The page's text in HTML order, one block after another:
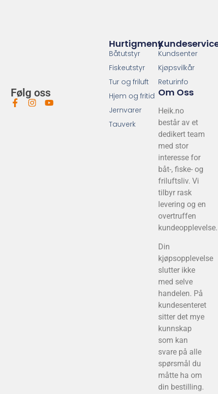
Følg oss
Kundsenter
Kjøpsvilkår
Returinfo
Om Oss
Heik.no
består av et
dedikert team
med stor
interesse for
båt-, fiske- og
friluftsliv. Vi
tilbyr rask
levering og en
overtruffen
kundeopplevelse.
Din
kjøpsopplevelse
slutter ikke
med selve
handelen. På
kundesenteret
sitter det mye
kunnskap
som kan
svare på alle
spørsmål du
måtte ha om
din bestilling.
Hurtigmeny
Båtutstyr
Fiskeutstyr
Tur og friluft
Hjem og fritid
Jernvarer
Tauverk